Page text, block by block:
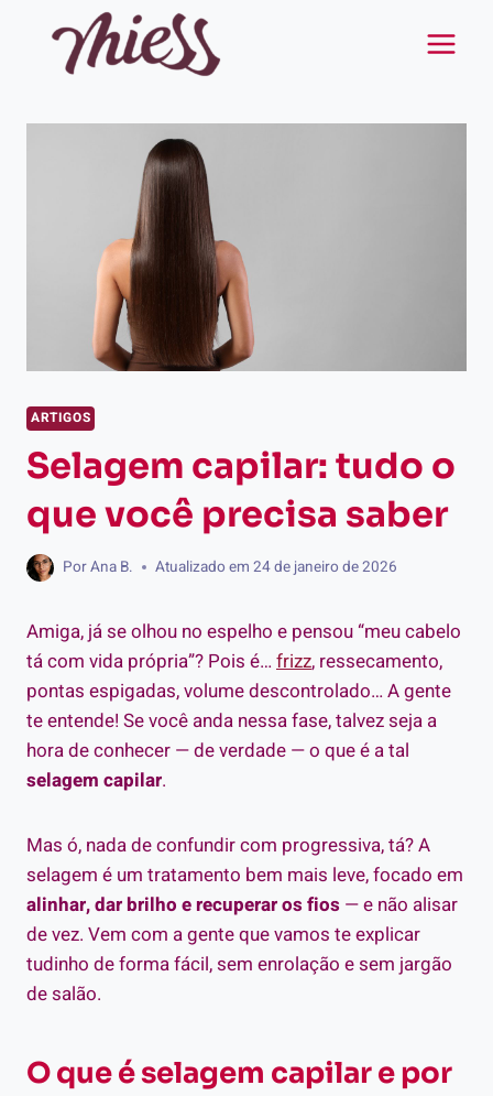
ARTIGOS
Selagem capilar: tudo o
que você precisa saber
PorAna B. Atualizado em 24 de janeiro de 2026
Amiga, já se olhou no espelho e pensou “meu cabelo
tá com vida própria”? Pois é…frizz, ressecamento,
pontas espigadas, volume descontrolado… A gente
te entende! Se você anda nessa fase, talvez seja a
hora de conhecer — de verdade — o que é a tal
selagem capilar.
Mas ó, nada de confundir com progressiva, tá? A
selagem é um tratamento bem mais leve, focado em
alinhar, dar brilho e recuperar os fios — e não alisar
de vez. Vem com a gente que vamos te explicar
tudinho de forma fácil, sem enrolação e sem jargão
de salão.
O que é selagem capilar e por